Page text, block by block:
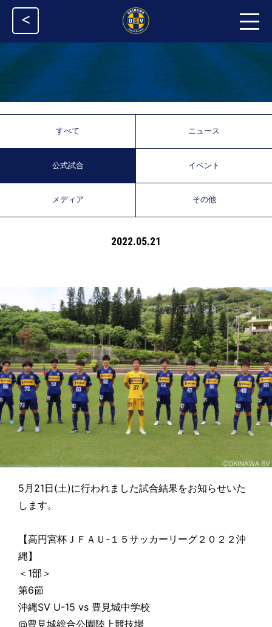
<
すべて ニュース
公式試合 イベント
メディア その他
2022.05.21
5月21日(土)に行われました試合結果をお知らせいた
します。
【高円宮杯ＪＦＡＵ-１５サッカーリーグ２０２２沖
縄】
＜1部＞
第6節
沖縄SV U-15 vs 豊見城中学校
@豊見城総合公園陸上競技場